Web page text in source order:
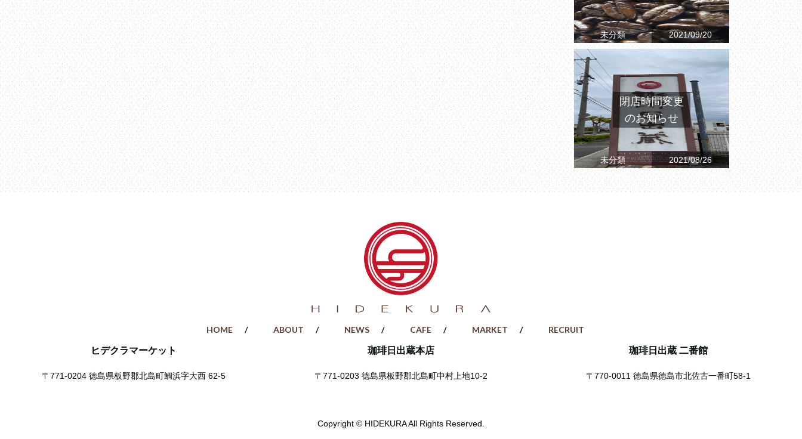
未分類 2021/09/20
未分類 2021/08/26
閉店時間変更
のお知らせ
HOME ABOUT NEWS CAFE MARKET RECRUIT
ヒデクラマーケット
〒771-0204 徳島県板野郡北島町鯛浜字大西 62-5
珈琲日出蔵本店
〒771-0203 徳島県板野郡北島町中村上地10-2
珈琲日出蔵 二番館
〒770-0011 徳島県徳島市北佐古一番町58-1
Copyright © HIDEKURA All Rights Reserved.